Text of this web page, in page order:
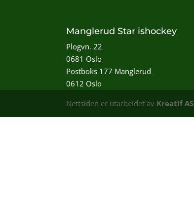
Manglerud Star ishockey
Plogvn. 22
0681 Oslo
Postboks 177 Manglerud
0612 Oslo
Nettsiden er utarbeidet av Kreatif AS